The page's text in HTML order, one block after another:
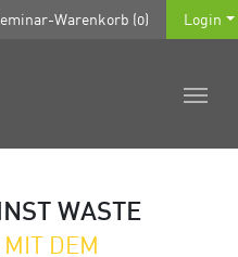
Warenkorb (0) Login
WASTE
DEM